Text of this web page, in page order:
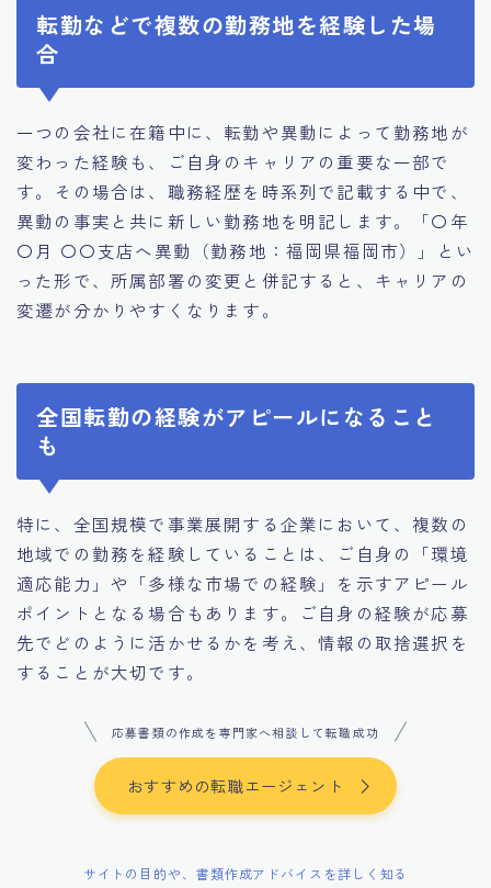
転勤などで複数の勤務地を経験した場
合
一つの会社に在籍中に、転勤や異動によって勤務地が
変わった経験も、ご自身のキャリアの重要な一部で
す。その場合は、職務経歴を時系列で記載する中で、
異動の事実と共に新しい勤務地を明記します。「〇年
〇月 〇〇支店へ異動（勤務地：福岡県福岡市）」とい
った形で、所属部署の変更と併記すると、キャリアの
変遷が分かりやすくなります。
全国転勤の経験がアピールになること
も
特に、全国規模で事業展開する企業において、複数の
地域での勤務を経験していることは、ご自身の「環境
適応能力」や「多様な市場での経験」を示すアピール
ポイントとなる場合もあります。ご自身の経験が応募
先でどのように活かせるかを考え、情報の取捨選択を
することが大切です。
応募書類の作成を専門家へ相談して転職成功
おすすめの転職エージェント
サイトの目的や、書類作成アドバイスを詳しく知る